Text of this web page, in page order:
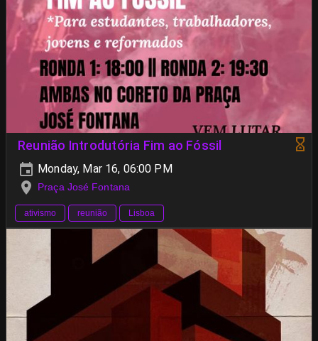
Reunião Introdutória Fim ao Fóssil
Monday, Mar 16, 06:00 PM
Praça José Fontana
ativismo reunião Lisboa